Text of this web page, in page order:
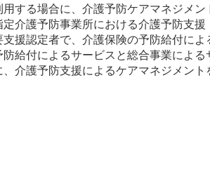
用する場合に、介護予防ケアマネジメン
定介護予防事業所における介護予防支援
支援認定者で、介護保険の予防給付に
防給付によるサービスと総合事業によ
、介護予防支援によるケアマネジメント